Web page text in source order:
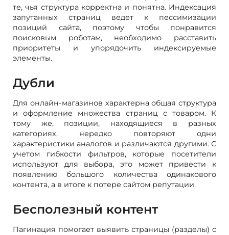
те, чья структура корректна и понятна. Индексация
запутанных страниц ведет к пессимизации
позиций сайта, поэтому чтобы понравится
поисковым роботам, необходимо расставить
приоритеты и упорядочить индексируемые
элементы.
Дубли
Для онлайн-магазинов характерна общая структура
и оформление множества страниц с товаром. К
тому же, позиции, находящиеся в разных
категориях, нередко повторяют одни
характеристики аналогов и различаются другими. С
учетом гибкости фильтров, которые посетители
используют для выбора, это может привести к
появлению большого количества одинакового
контента, а в итоге к потере сайтом репутации.
Бесполезный контент
Пагинация помогает выявить страницы (разделы) с